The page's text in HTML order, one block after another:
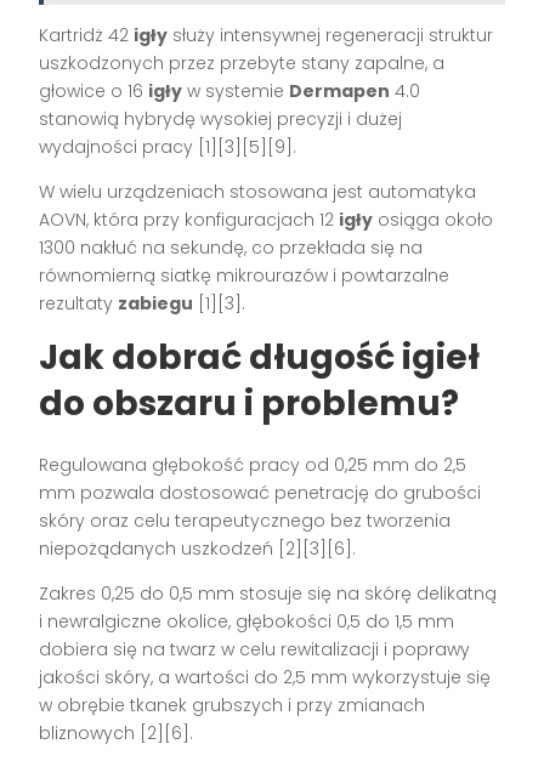
Kartridż 42 igły służy intensywnej regeneracji struktur
uszkodzonych przez przebyte stany zapalne, a
głowice o 16 igły w systemie Dermapen 4.0
stanowią hybrydę wysokiej precyzji i dużej
wydajności pracy [1][3][5][9].
W wielu urządzeniach stosowana jest automatyka
AOVN, która przy konfiguracjach 12 igły osiąga około
1300 nakłuć na sekundę, co przekłada się na
równomierną siatkę mikrourazów i powtarzalne
rezultaty zabiegu [1][3].
Jak dobrać długość igieł
do obszaru i problemu?
Regulowana głębokość pracy od 0,25 mm do 2,5
mm pozwala dostosować penetrację do grubości
skóry oraz celu terapeutycznego bez tworzenia
niepożądanych uszkodzeń [2][3][6].
Zakres 0,25 do 0,5 mm stosuje się na skórę delikatną
i newralgiczne okolice, głębokości 0,5 do 1,5 mm
dobiera się na twarz w celu rewitalizacji i poprawy
jakości skóry, a wartości do 2,5 mm wykorzystuje się
w obrębie tkanek grubszych i przy zmianach
bliznowych [2][6].